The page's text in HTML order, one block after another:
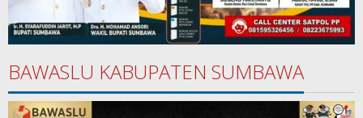
BAWASLU KABUPATEN SUMBAWA